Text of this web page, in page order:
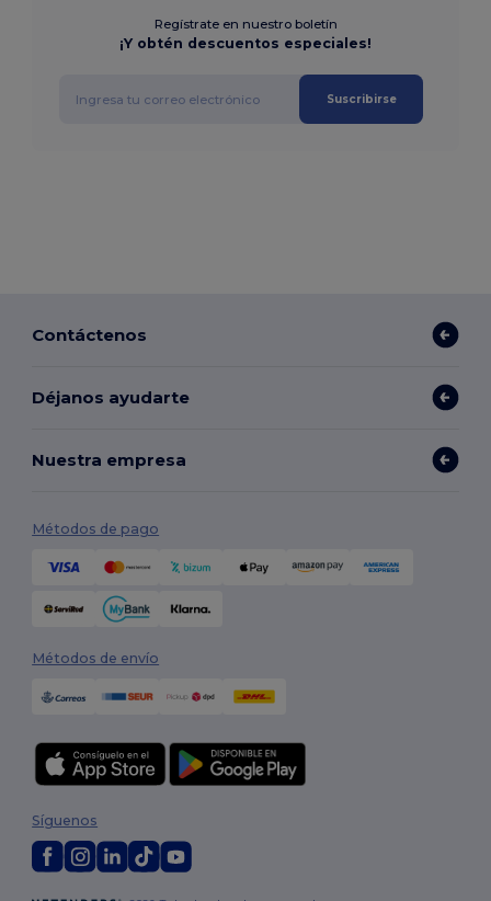
Regístrate en nuestro boletín
¡Y obtén descuentos especiales!
Suscribirse
Contáctenos
Déjanos ayudarte
Nuestra empresa
Métodos de pago
Métodos de envío
Síguenos